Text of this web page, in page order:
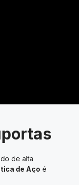
de alta
de Aço é